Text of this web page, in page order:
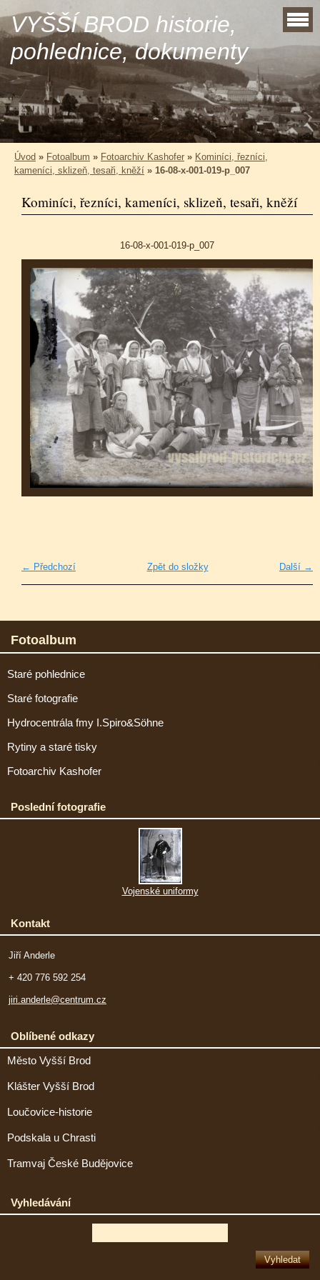
VYŠŠÍ BROD historie,
pohlednice, dokumenty
Úvod » Fotoalbum » Fotoarchiv Kashofer » Kominíci, řezníci,
kameníci, sklizeň, tesaři, kněží » 16-08-x-001-019-p_007
Kominíci, řezníci, kameníci, sklizeň, tesaři, kněží
16-08-x-001-019-p_007
← Předchozí Další →
Zpět do složky
Fotoalbum
Staré pohlednice
Staré fotografie
Hydrocentrála fmy I.Spiro&Söhne
Rytiny a staré tisky
Fotoarchiv Kashofer
Poslední fotografie
Vojenské uniformy
Kontakt
Jiří Anderle
+ 420 776 592 254
jiri.anderle@centrum.cz
Oblíbené odkazy
Město Vyšší Brod
Klášter Vyšší Brod
Loučovice-historie
Podskala u Chrasti
Tramvaj České Budějovice
Vyhledávání